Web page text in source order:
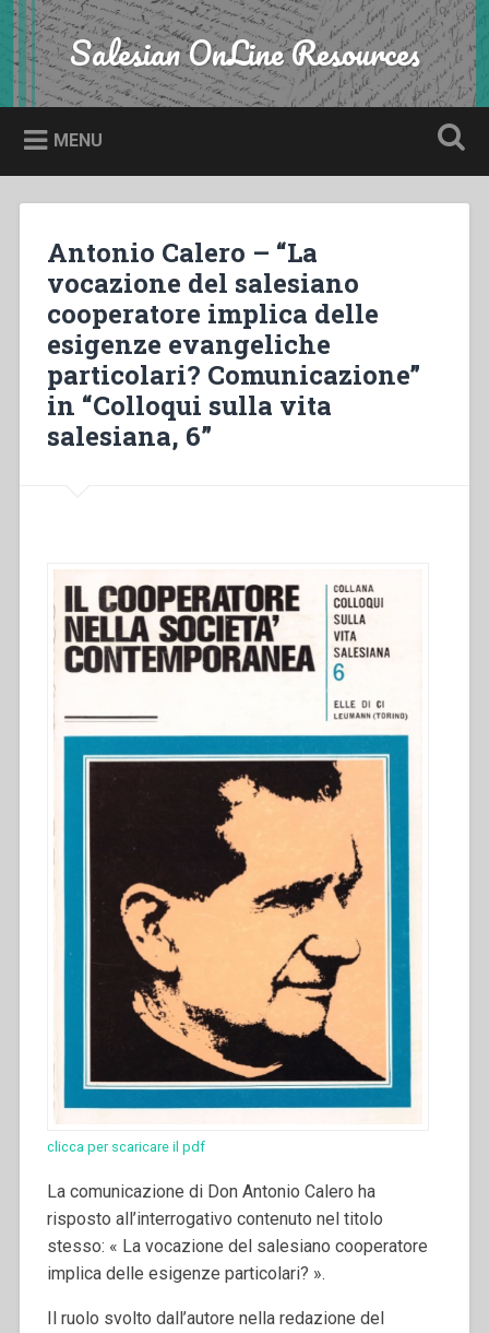
Skip
to
content
Search Salesian OnLine Resources
MENU
Antonio Calero – “La
vocazione del salesiano
cooperatore implica delle
esigenze evangeliche
particolari? Comunicazione”
in “Colloqui sulla vita
salesiana, 6”
clicca per scaricare il pdf
La comunicazione di Don Antonio Calero ha
risposto all’interrogativo contenuto nel titolo
stesso: « La vocazione del salesiano cooperatore
implica delle esigenze particolari? ».
Il ruolo svolto dall’autore nella redazione del